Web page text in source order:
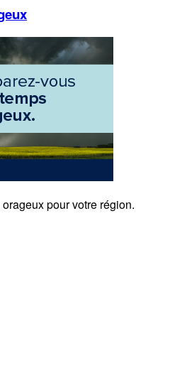
pour votre région.